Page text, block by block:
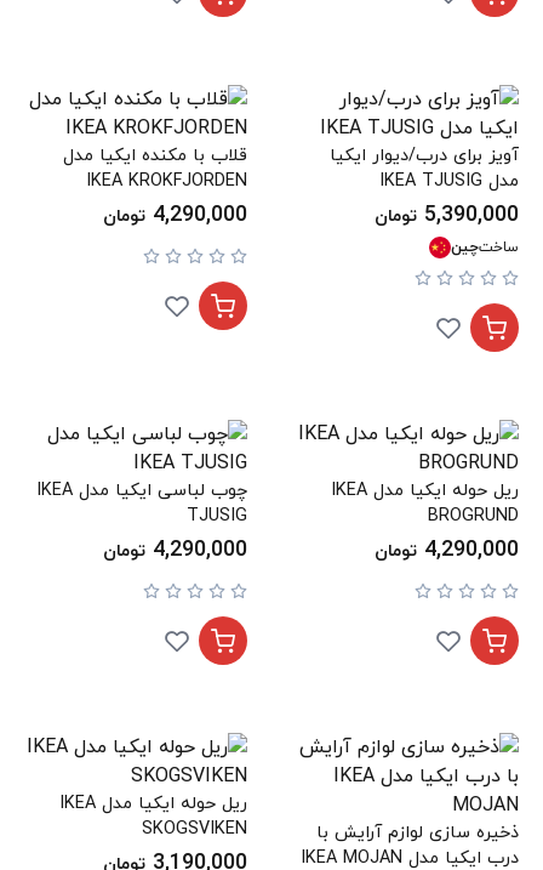
آویز برای درب/دیوار ایکیا
مدل IKEA TJUSIG
5,390,000 تومان
ساختچین
قلاب با مکنده ایکیا مدل
IKEA KROKFJORDEN
4,290,000 تومان
ریل حوله ایکیا مدل IKEA
BROGRUND
4,290,000 تومان
چوب لباسی ایکیا مدل IKEA
TJUSIG
4,290,000 تومان
ذخیره سازی لوازم آرایش با
درب ایکیا مدل IKEA MOJAN
ریل حوله ایکیا مدل IKEA
SKOGSVIKEN
3,190,000 تومان